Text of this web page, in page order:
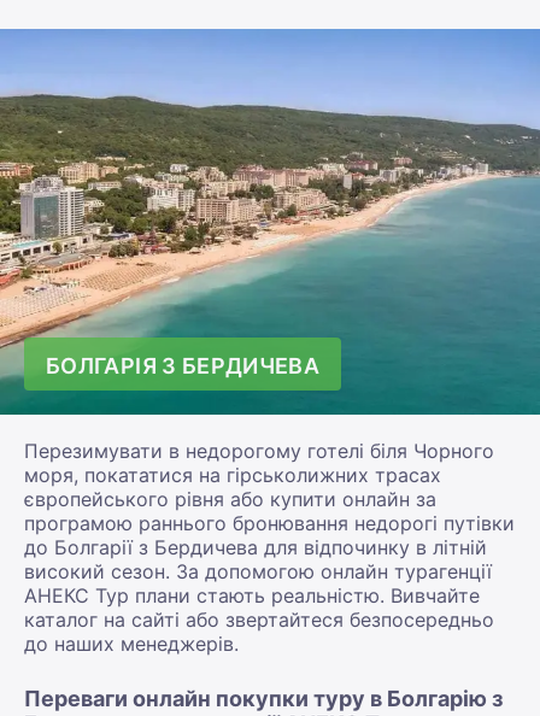
БОЛГАРІЯ З БЕРДИЧЕВА
Перезимувати в недорогому готелі біля Чорного
моря, покататися на гірськолижних трасах
європейського рівня або купити онлайн за
програмою раннього бронювання недорогі путівки
до Болгарії з Бердичева для відпочинку в літній
високий сезон. За допомогою онлайн турагенції
АНЕКС Тур плани стають реальністю. Вивчайте
каталог на сайті або звертайтеся безпосередньо
до наших менеджерів.
Переваги онлайн покупки туру в Болгарію з